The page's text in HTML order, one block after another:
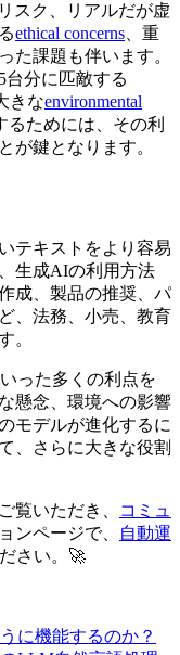
スク、リアルだが虚
ethical concerns 、重
た課題も伴います。
台分に匹敵する
きなenvironmental
るためには、その利
が鍵となります。
テキストをより容易
生成AIの利用方法
成、製品の推奨、パ
、法務、小売、教育
。
った多くの利点を
懸念、環境への影響
モデルが進化するに
、さらに大きな役割
覧いただき、
コミュ
ンページで、
自動運
さい。🚀
に機能するのか？